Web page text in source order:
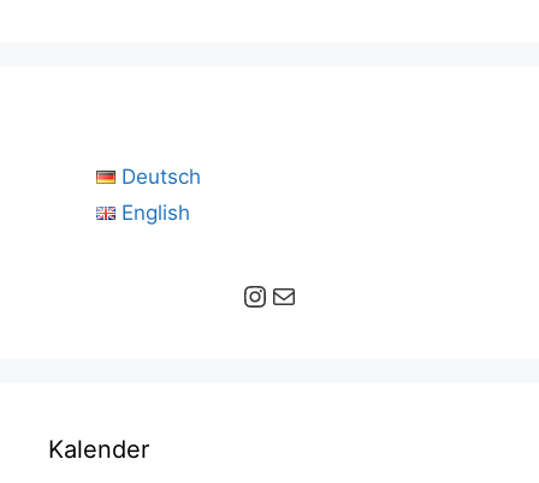
Deutsch
English
Instagram E-Mail
Kalender